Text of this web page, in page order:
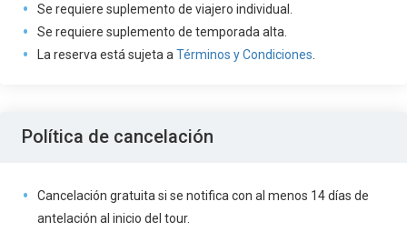
Se requiere suplemento de viajero individual.
Se requiere suplemento de temporada alta.
La reserva está sujeta a Términos y Condiciones
Política de cancelación
Cancelación gratuita si se notifica con al menos 14 días de
antelación al inicio del tour.